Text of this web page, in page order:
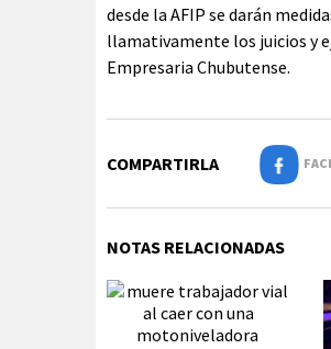
desde la AFIP se darán
llamativamente los juicios y
Empresaria Chubutense.
COMPARTIRLA
NOTAS RELACIONADAS